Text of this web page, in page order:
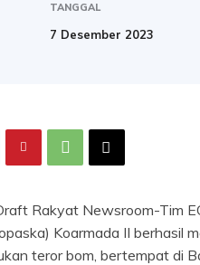
TANGGAL
7 Desember 2023
Rakyat Newsroom-Tim
Koarmada II berhasil
teror bom, bertempat di